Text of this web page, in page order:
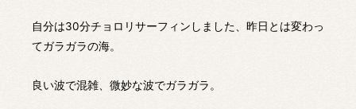
自分は30分チョロリサーフィンしました、昨日とは変わっ
てガラガラの海。
良い波で混雑、微妙な波でガラガラ。